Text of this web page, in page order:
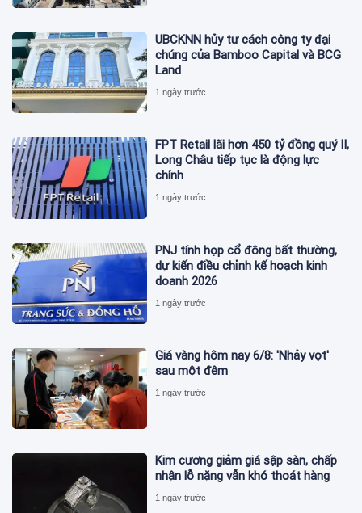
UBCKNN hủy tư cách công ty đại
chúng của Bamboo Capital và BCG
Land
1 ngày trước
FPT Retail lãi hơn 450 tỷ đồng quý II,
Long Châu tiếp tục là động lực
chính
1 ngày trước
PNJ tính họp cổ đông bất thường,
dự kiến điều chỉnh kế hoạch kinh
doanh 2026
1 ngày trước
Giá vàng hôm nay 6/8: 'Nhảy vọt'
sau một đêm
1 ngày trước
Kim cương giảm giá sập sàn, chấp
nhận lỗ nặng vẫn khó thoát hàng
1 ngày trước